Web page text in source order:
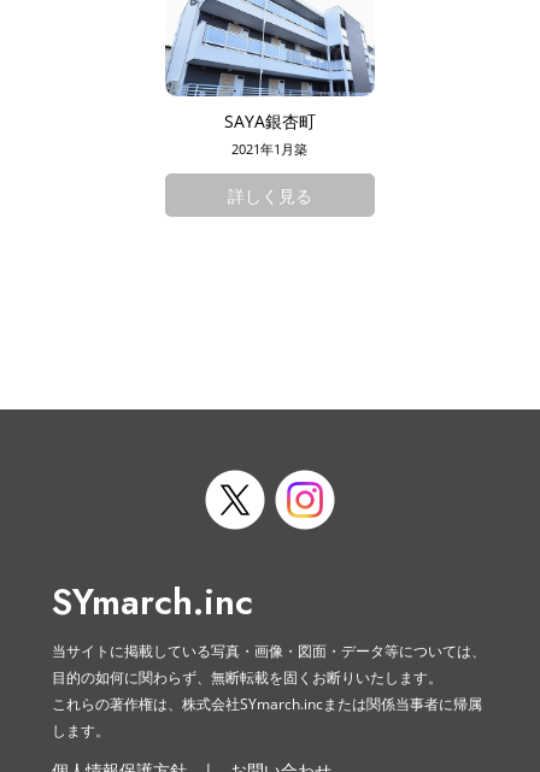
SAYA銀杏町
2021年1月築
詳しく見る
SYmarch.inc
当サイトに掲載している写真・画像・図面・データ等については、
目的の如何に関わらず、無断転載を固くお断りいたします。
これらの著作権は、株式会社SYmarch.incまたは関係当事者に帰属
します。